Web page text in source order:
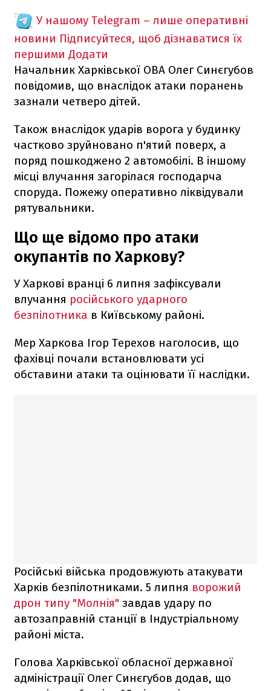
У нашому Telegram – лише оперативні
новини Підписуйтеся, щоб дізнаватися їх
першими Додати
Начальник Харківської ОВА Олег Синєгубов
повідомив, що внаслідок атаки поранень
зазнали четверо дітей.
Також внаслідок ударів ворога у будинку
частково зруйновано п'ятий поверх, а
поряд пошкоджено 2 автомобілі. В іншому
місці влучання загорілася господарча
споруда. Пожежу оперативно ліквідували
рятувальники.
Що ще відомо про атаки
окупантів по Харкову?
У Харкові вранці 6 липня зафіксували
влучання російського ударного
безпілотника в Київському районі.
Мер Харкова Ігор Терехов наголосив, що
фахівці почали встановлювати усі
обставини атаки та оцінювати її наслідки.
Російські війська продовжують атакувати
Харків безпілотниками. 5 липня ворожий
дрон типу "Молнія" завдав удару по
автозаправній станції в Індустріальному
районі міста.
Голова Харківської обласної державної
адміністрації Олег Синєгубов додав, що